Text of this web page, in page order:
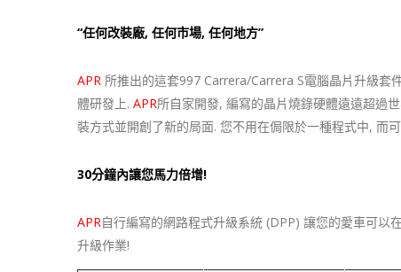
“任何改裝廠, 任何市場, 任何地方”
APR 所推出的這套997 Carrera/Carrera S電腦晶片升級套
體研發上. APR所自家開發, 編寫的晶片燒錄硬體遠遠超過
裝方式並開創了新的局面. 您不用在侷限於一種程式中, 而
30分鐘內讓您馬力倍增!
APR自行編寫的網路程式升級系統 (DPP) 讓您的愛車可
升級作業!